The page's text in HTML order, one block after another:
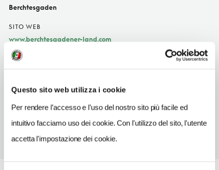
Questo sito web utilizza i cookie
Per rendere l’accesso e l’uso del nostro sito più facile ed
intuitivo facciamo uso dei cookie. Con l'utilizzo del sito, l'utente
accetta l'impostazione dei cookie.
Berchtesgaden
SITO WEB
www.berchtesgadener-land.com
INDIRIZZO EMAIL
TELEFONO
8652656500